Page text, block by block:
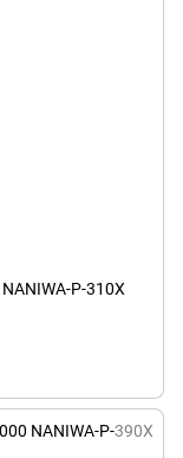
P-310X